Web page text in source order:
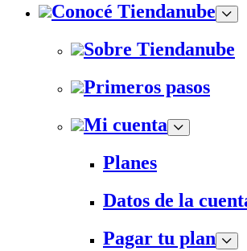
Conocé Tiendanube
Sobre Tiendanube
Primeros pasos
Mi cuenta
Planes
Datos de la
Pagar tu plan